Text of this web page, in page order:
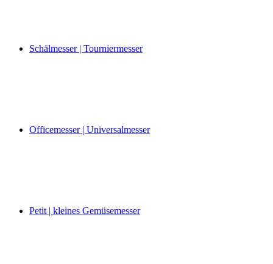
Schälmesser | Tourniermesser
Officemesser | Universalmesser
Petit | kleines Gemüsemesser